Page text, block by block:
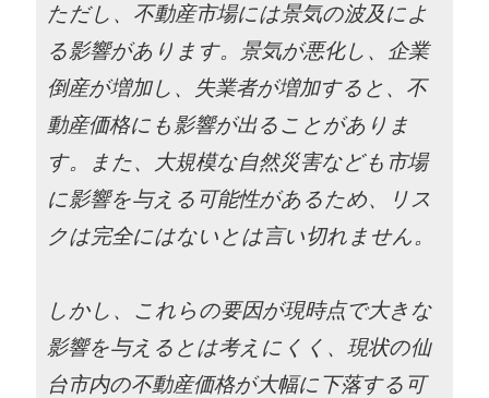
ただし、不動産市場には景気の波及によ
る影響があります。景気が悪化し、企業
倒産が増加し、失業者が増加すると、不
動産価格にも影響が出ることがありま
す。また、大規模な自然災害なども市場
に影響を与える可能性があるため、リス
クは完全にはないとは言い切れません。
しかし、これらの要因が現時点で大きな
影響を与えるとは考えにくく、現状の仙
台市内の不動産価格が大幅に下落する可